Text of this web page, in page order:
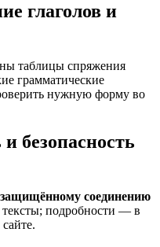
глаголов и
таблицы спряжения
грамматические
нужную форму во
безопасность
защищённому соединению
подробности — в